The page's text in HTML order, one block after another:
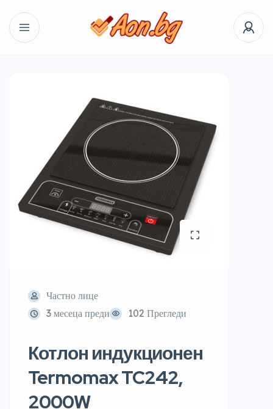
Частно лице
3 месеца преди
102 Прегледи
Котлон индукционен
Termomax TC242,
2000W